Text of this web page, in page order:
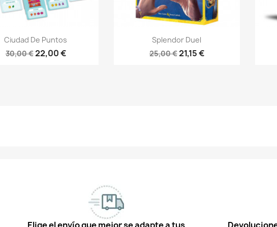
Vista rápida
Ciudad De Puntos
30,00 €22,00 €
Vista rápida
Splendor Duel
25,00 €21,15 €